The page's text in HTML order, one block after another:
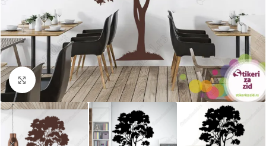
Kliknite za uvećanje